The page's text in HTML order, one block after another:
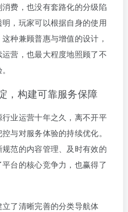
费，也没有套路化的分级陷
，玩家可以根据自身的使用
种兼顾普惠与增值的设计，
营，也最大程度地照顾了不
，构建可靠服务保障
业运营十年之久，离不开平
与对服务体验的持续优化。
范的内容管理、及时有效的
台的核心竞争力，也赢得了
了清晰完善的分类导航体